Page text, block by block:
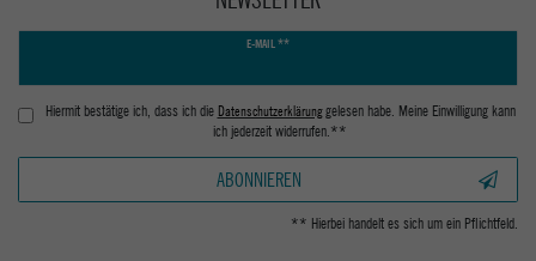
E-MAIL **
Hiermit bestätige ich, dass ich die Daten­schutz­erklärunggelesen habe. Meine Einwilligung kann
ich jederzeit widerrufen.**
ABONNIEREN
** Hierbei handelt es sich um ein Pflichtfeld.